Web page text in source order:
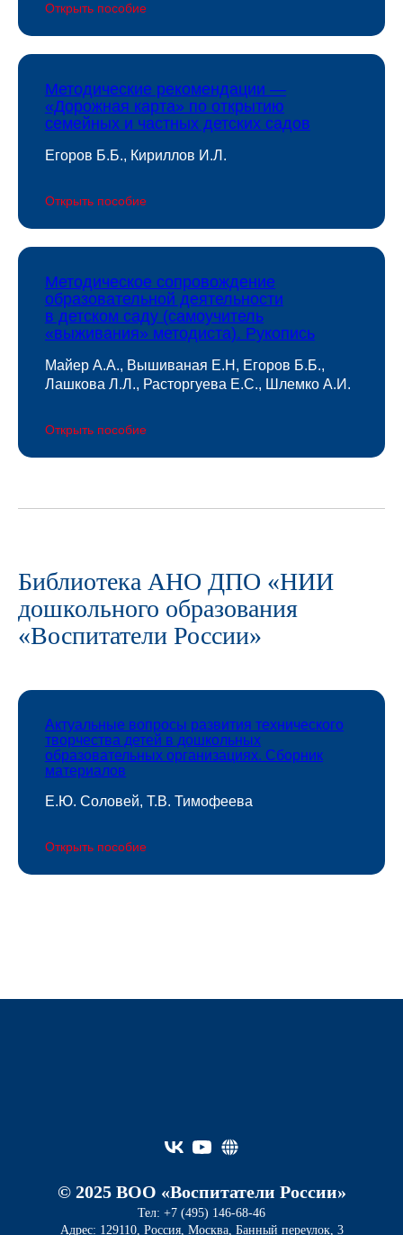
Открыть пособие
Методические рекомендации —
«Дорожная карта» по открытию
семейных и частных детских садов
Егоров Б.Б., Кириллов И.Л.
Открыть пособие
Методическое сопровождение
образовательной деятельности
в детском саду (самоучитель
«выживания» методиста). Рукопись
Майер А.А., Вышиваная Е.Н, Егоров Б.Б.,
Лашкова Л.Л., Расторгуева Е.С., Шлемко А.И.
Открыть пособие
Библиотека АНО ДПО «НИИ
дошкольного образования
«Воспитатели России»
Актуальные вопросы развития технического
творчества детей в дошкольных
образовательных организациях. Сборник
материалов
Е.Ю. Соловей, Т.В. Тимофеева
Открыть пособие
© 2025 ВОО «Воспитатели России»
Тел: +7 (495) 146-68-46
Адрес: 129110, Россия, Москва, Банный переулок, 3